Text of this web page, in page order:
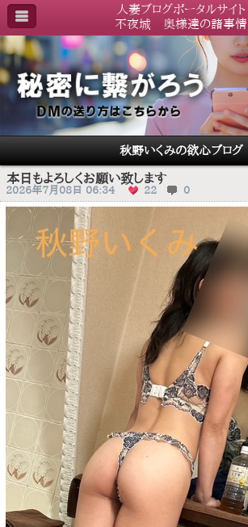
人妻ブログポータルサイト
不夜城 奥様達の諸事情
秋野いくみの欲心ブログ
本日もよろしくお願い致します
2026年7月08日 06:34 22 0